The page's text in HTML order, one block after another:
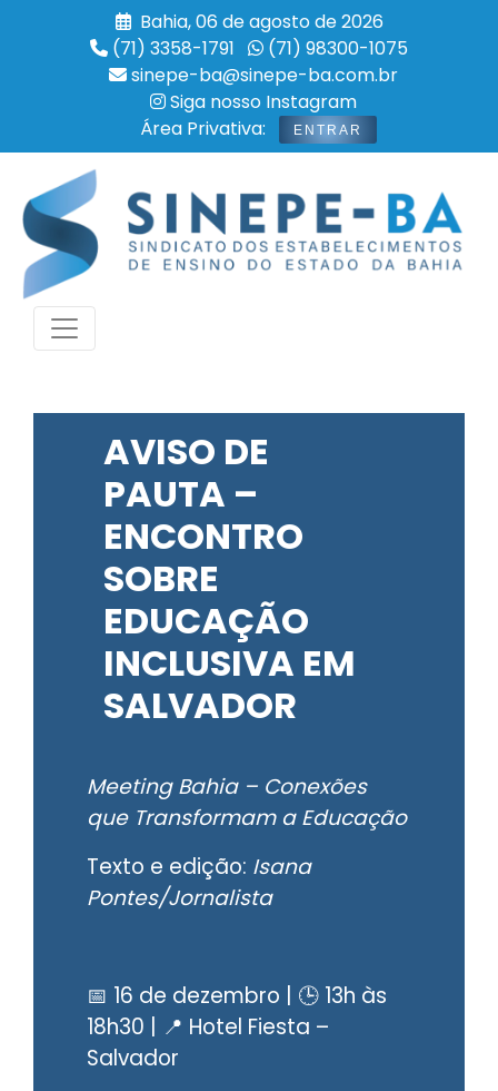
Bahia, 06 de agosto de 2026
(71) 3358-1791
(71) 98300-1075
sinepe-ba@sinepe-ba.com.br
Siga nosso Instagram
Área Privativa:
ENTRAR
AVISO DE
PAUTA –
ENCONTRO
SOBRE
EDUCAÇÃO
INCLUSIVA EM
SALVADOR
Meeting Bahia – Conexões
que Transformam a Educação
Texto e edição: Isana
Pontes/Jornalista
📅 16 de dezembro | 🕒 13h às
18h30 | 📍 Hotel Fiesta –
Salvador